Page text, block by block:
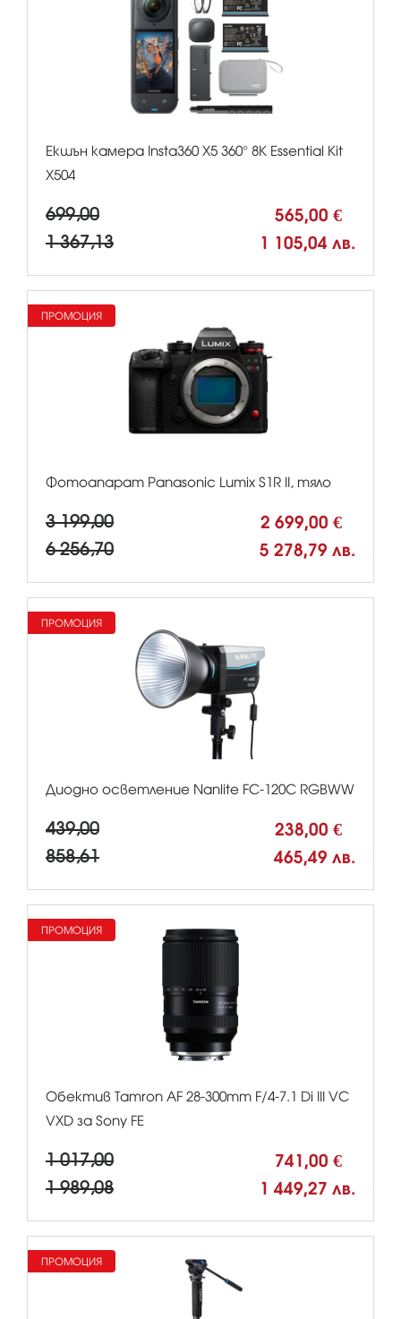
Екшън камера Insta360 X5 360° 8К Essential Kit
X504
699,00 565,00 €
1 367,13 1 105,04 лв.
Фотоапарат Panasonic Lumix S1R II, тяло
3 199,00 2 699,00 €
6 256,70 5 278,79 лв.
ПРОМОЦИЯ
Диодно осветление Nanlite FC-120C RGBWW
439,00 238,00 €
858,61 465,49 лв.
ПРОМОЦИЯ
Обектив Tamron AF 28-300mm F/4-7.1 Di III VC
VXD за Sony FE
1 017,00 741,00 €
1 989,08 1 449,27 лв.
ПРОМОЦИЯ
ПРОМОЦИЯ